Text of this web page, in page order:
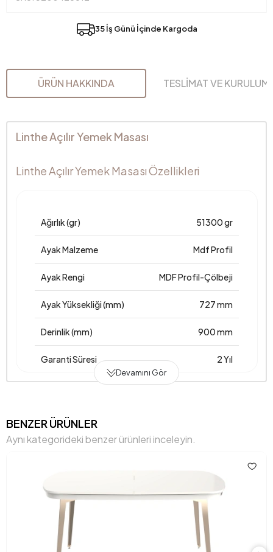
35 İş Günü İçinde Kargoda
ÜRÜN HAKKINDA TESLİMAT VE KURULUM
Linthe Açılır Yemek Masası
Linthe Açılır Yemek Masası Özellikleri
Ağırlık (gr) 51300 gr
Ayak Malzeme Mdf Profil
Ayak Rengi MDF Profil-Çölbeji
Ayak Yüksekliği (mm) 727 mm
Derinlik (mm) 900 mm
Garanti Süresi 2 Yıl
Hacim (m3)
Üst Tabla Kalınlığı (mm) 43 mm
Yükseklik (mm) 770 mm
Devamını Gör
BENZER ÜRÜNLER
Aynı kategorideki benzer ürünleri inceleyin.